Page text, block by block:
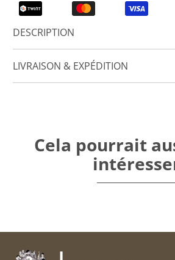
DESCRIPTION
LIVRAISON & EXPÉDITION
Cela pourrait